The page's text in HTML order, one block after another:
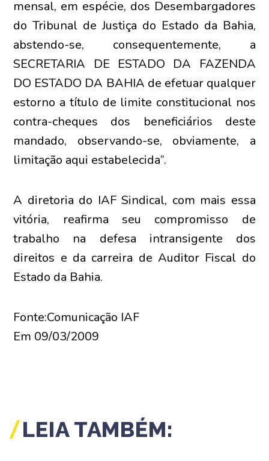
mensal, em espécie, dos Desembargadores
do Tribunal de Justiça do Estado da Bahia,
abstendo-se, consequentemente, a
SECRETARIA DE ESTADO DA FAZENDA
DO ESTADO DA BAHIA de efetuar qualquer
estorno a título de limite constitucional nos
contra-cheques dos beneficiários deste
mandado, observando-se, obviamente, a
limitação aqui estabelecida”.
A diretoria do IAF Sindical, com mais essa
vitória, reafirma seu compromisso de
trabalho na defesa intransigente dos
direitos e da carreira de Auditor Fiscal do
Estado da Bahia.
Fonte:Comunicação IAF
Em 09/03/2009
LEIA TAMBÉM: